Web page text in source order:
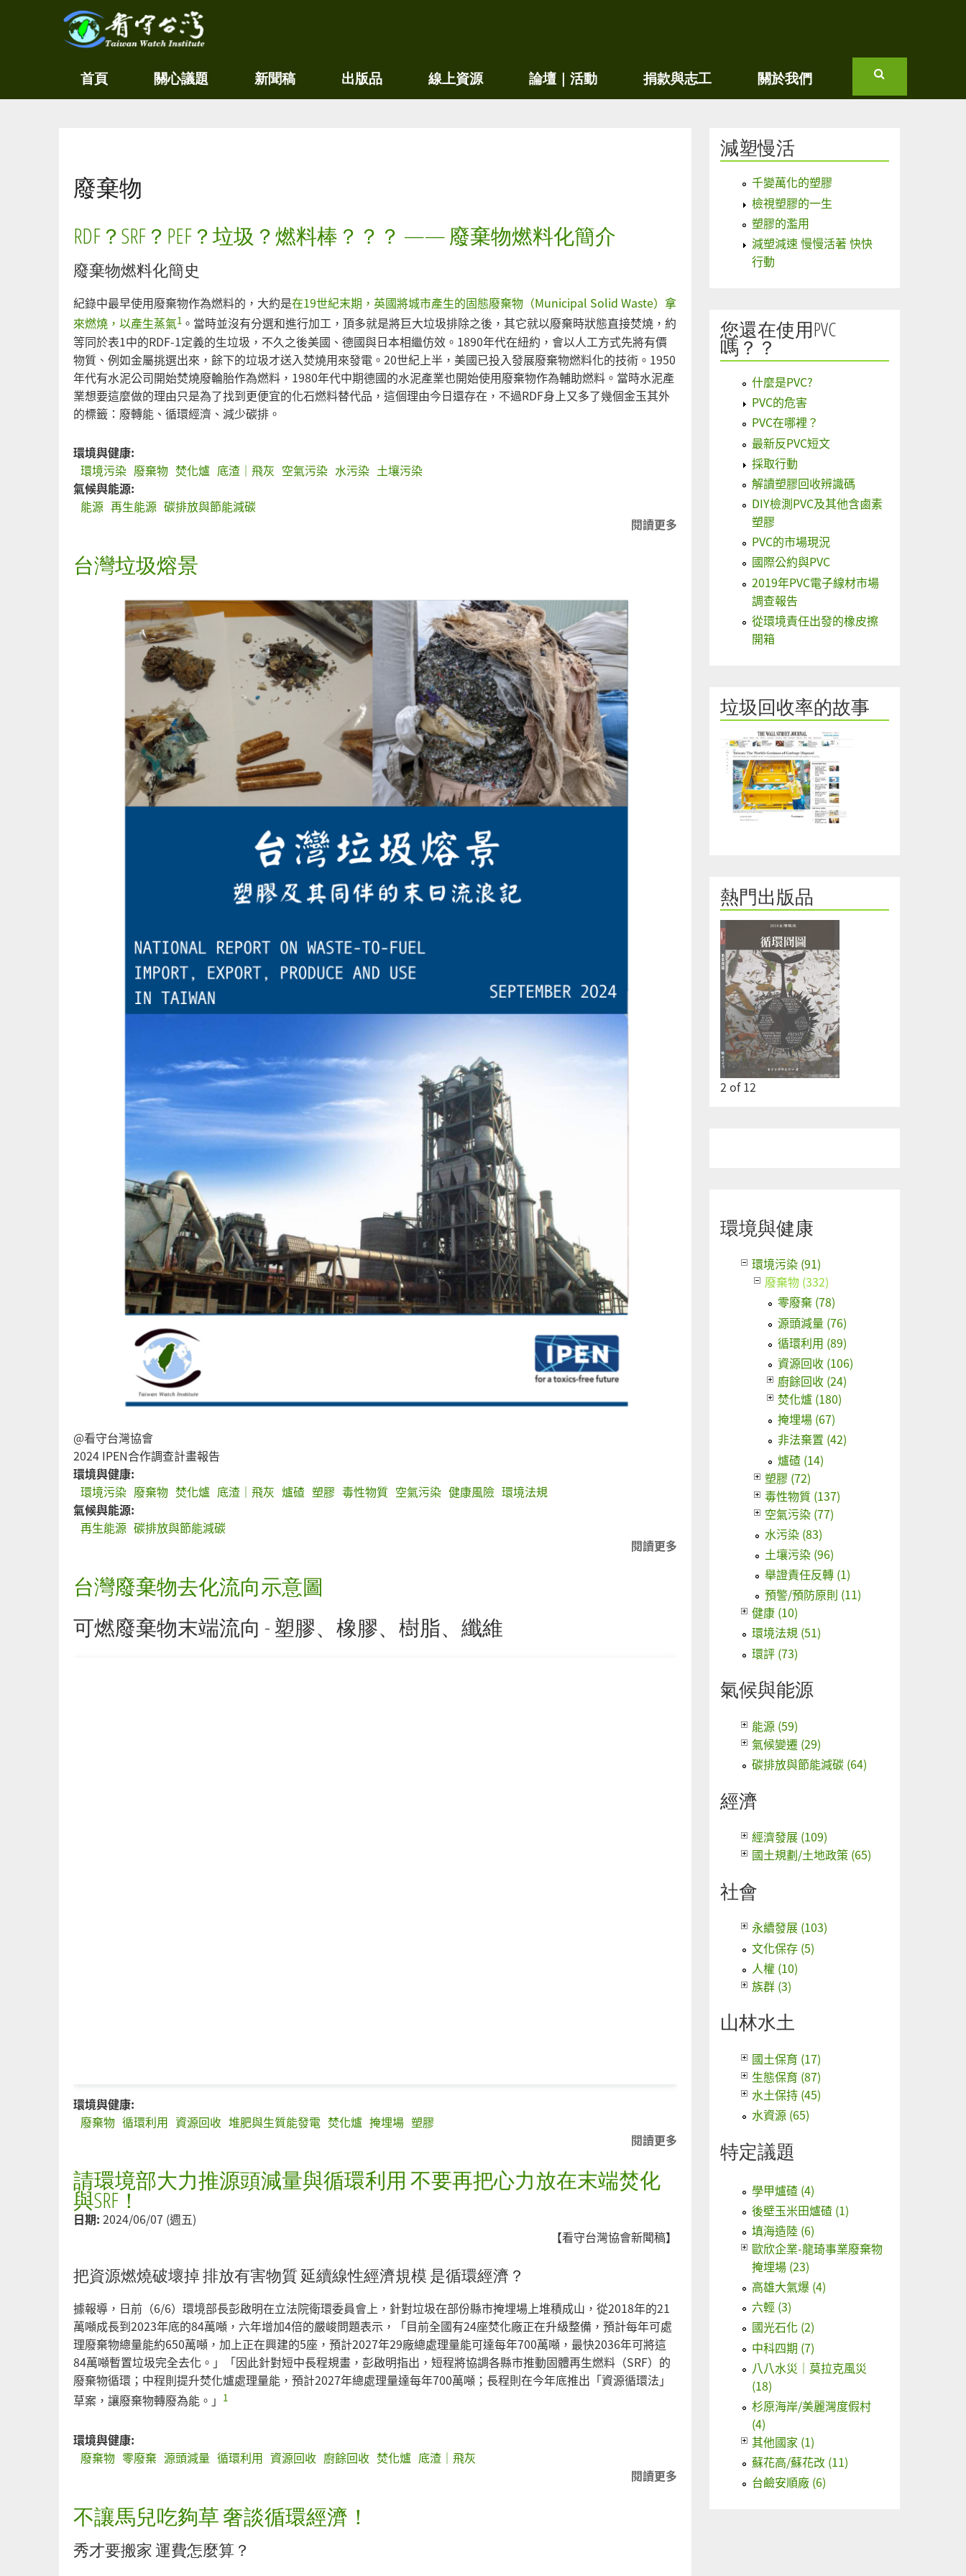
容
看守
台灣
環
首頁 關心議題 新聞稿 出版品 線上資源 論壇｜活動 捐款與志工 關於我們
尋
廢棄物
RDF？SRF？PEF？垃圾？燃料棒？？？ —— 廢棄物燃料化簡介
廢棄物燃料化簡史
紀錄中最早使用廢棄物作為燃料的，大約是在19世紀末期，英國將城市產生的固態廢棄物（Municipal Solid Waste）拿
來燃燒，以產生蒸氣1 。當時並沒有分選和進行加工，頂多就是將巨大垃圾排除之後，其它就以廢棄時狀態直接焚燒，約
等同於表1中的RDF-1定義的生垃圾，不久之後美國、德國與日本相繼仿效。1890年代在紐約，會以人工方式先將有價
物質、例如金屬挑選出來，餘下的垃圾才送入焚燒用來發電。20世紀上半，美國已投入發展廢棄物燃料化的技術。1950
年代有水泥公司開始焚燒廢輪胎作為燃料，1980年代中期德國的水泥產業也開始使用廢棄物作為輔助燃料。當時水泥產
業想要這麼做的理由只是為了找到更便宜的化石燃料替代品，這個理由今日還存在，不過RDF身上又多了幾個金玉其外
的標籤：廢轉能、循環經濟、減少碳排。
環境與健康:
環境污染 廢棄物 焚化爐 底渣｜飛灰 空氣污染 水污染 土壤污染
氣候與能源:
能源 再生能源 碳排放與節能減碳
閱讀更多
台灣垃圾熔景
@看守台灣協會
2024 IPEN合作調查計畫報告
環境與健康:
環境污染 廢棄物 焚化爐 底渣｜飛灰 爐碴 塑膠 毒性物質 空氣污染 健康風險 環境法規
氣候與能源:
再生能源 碳排放與節能減碳
閱讀更多
台灣廢棄物去化流向示意圖
可燃廢棄物末端流向 - 塑膠、橡膠、樹脂、纖維
環境與健康:
廢棄物 循環利用 資源回收 堆肥與生質能發電 焚化爐 掩埋場 塑膠
閱讀更多
請環境部大力推源頭減量與循環利用 不要再把心力放在末端焚化
與SRF！
日期: 2024/06/07 (週五)
【看守台灣協會新聞稿】
把資源燃燒破壞掉 排放有害物質 延續線性經濟規模 是循環經濟？
據報導，日前（6/6）環境部長彭啟明在立法院衛環委員會上，針對垃圾在部份縣市掩埋場上堆積成山，從2018年的21
萬噸成長到2023年底的84萬噸，六年增加4倍的嚴峻問題表示，「目前全國有24座焚化廠正在升級整備，預計每年可處
理廢棄物總量能約650萬噸，加上正在興建的5座，預計2027年29廠總處理量能可達每年700萬噸，最快2036年可將這
84萬噸暫置垃圾完全去化。」「因此針對短中長程規畫，彭啟明指出，短程將協調各縣市推動固體再生燃料（SRF）的
廢棄物循環；中程則提升焚化爐處理量能，預計2027年總處理量達每年700萬噸；長程則在今年底推出「資源循環法」
草案，讓廢棄物轉廢為能。」 1
環境與健康:
廢棄物 零廢棄 源頭減量 循環利用 資源回收 廚餘回收 焚化爐 底渣｜飛灰
閱讀更多
不讓馬兒吃夠草 奢談循環經濟！
秀才要搬家 運費怎麼算？
減塑慢活
千變萬化的塑膠
檢視塑膠的一生
塑膠的濫用
減塑減速 慢慢活著 快快
行動
您還在使用PVC
嗎？？
什麼是PVC?
PVC的危害
PVC在哪裡？
最新反PVC短文
採取行動
解讀塑膠回收辨識碼
DIY檢測PVC及其他含鹵素
塑膠
PVC的市場現況
國際公約與PVC
2019年PVC電子線材市場
調查報告
從環境責任出發的橡皮擦
開箱
垃圾回收率的故事
熱門出版品
2 of12
環境與健康
環境污染 (91)
廢棄物 (332)
零廢棄 (78)
源頭減量 (76)
循環利用 (89)
資源回收 (106)
廚餘回收 (24)
焚化爐 (180)
掩埋場 (67)
非法棄置 (42)
爐碴 (14)
塑膠 (72)
毒性物質 (137)
空氣污染 (77)
水污染 (83)
土壤污染 (96)
舉證責任反轉 (1)
預警/預防原則 (11)
健康 (10)
環境法規 (51)
環評 (73)
氣候與能源
能源 (59)
氣候變遷 (29)
碳排放與節能減碳 (64)
經濟
經濟發展 (109)
國土規劃/土地政策 (65)
社會
永續發展 (103)
文化保存 (5)
人權 (10)
族群 (3)
山林水土
國土保育 (17)
生態保育 (87)
水土保持 (45)
水資源 (65)
特定議題
學甲爐碴 (4)
後壁玉米田爐碴 (1)
填海造陸 (6)
歐欣企業-龍琦事業廢棄物
掩埋場 (23)
高雄大氣爆 (4)
六輕 (3)
國光石化 (2)
中科四期 (7)
八八水災｜莫拉克風災
(18)
杉原海岸/美麗灣度假村
(4)
其他國家 (1)
蘇花高/蘇花改 (11)
台鹼安順廠 (6)